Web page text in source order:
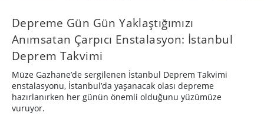
Depreme Gün Gün Yaklaştığımızı
Anımsatan Çarpıcı Enstalasyon: İstanbul
Deprem Takvimi
Müze Gazhane’de sergilenen İstanbul Deprem Takvimi
enstalasyonu, İstanbul’da yaşanacak olası depreme
hazırlanırken her günün önemli olduğunu yüzümüze
vuruyor.